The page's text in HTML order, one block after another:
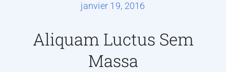
janvier 19, 2016
Aliquam Luctus Sem
Massa